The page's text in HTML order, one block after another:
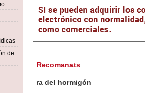
de
Recomanats
Botánica Agroalimentaria